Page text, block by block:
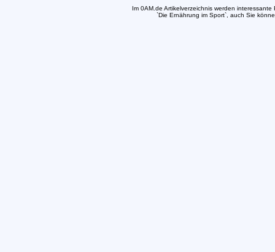
Im 0AM.de Artikelverzeichnis werden
`Die Ernährung im Sport`, auch Sie